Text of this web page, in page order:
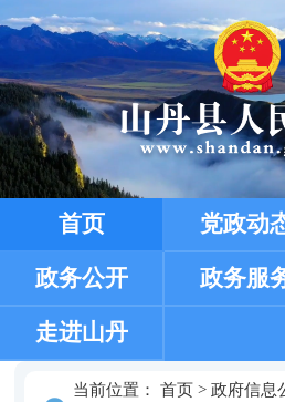
首页 党政动
政务公开 政务服
走进山丹
当前位置： 首页> 政府信息